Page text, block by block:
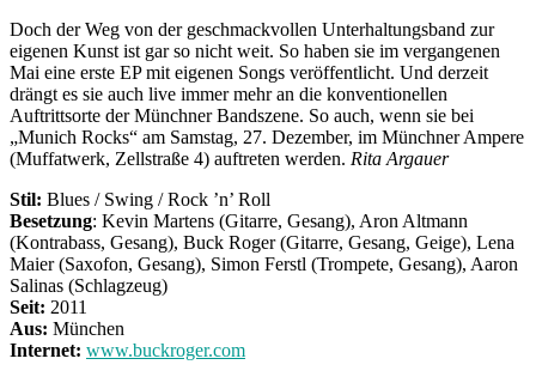
Doch der Weg von der geschmackvollen Unterhaltungsband zur
eigenen Kunst ist gar so nicht weit. So haben sie im vergangenen
Mai eine erste EP mit eigenen Songs veröffentlicht. Und derzeit
drängt es sie auch live immer mehr an die konventionellen
Auftrittsorte der Münchner Bandszene. So auch, wenn sie bei
„Munich Rocks“ am Samstag, 27. Dezember, im Münchner Ampere
(Muffatwerk, Zellstraße 4) auftreten werden. Rita Argauer
Stil: Blues / Swing / Rock ’n’ Roll
Besetzung: Kevin Martens (Gitarre, Gesang), Aron Altmann
(Kontrabass, Gesang), Buck Roger (Gitarre, Gesang, Geige), Lena
Maier (Saxofon, Gesang), Simon Ferstl (Trompete, Gesang), Aaron
Salinas (Schlagzeug)
Seit: 2011
Aus: München
Internet: www.buckroger.com